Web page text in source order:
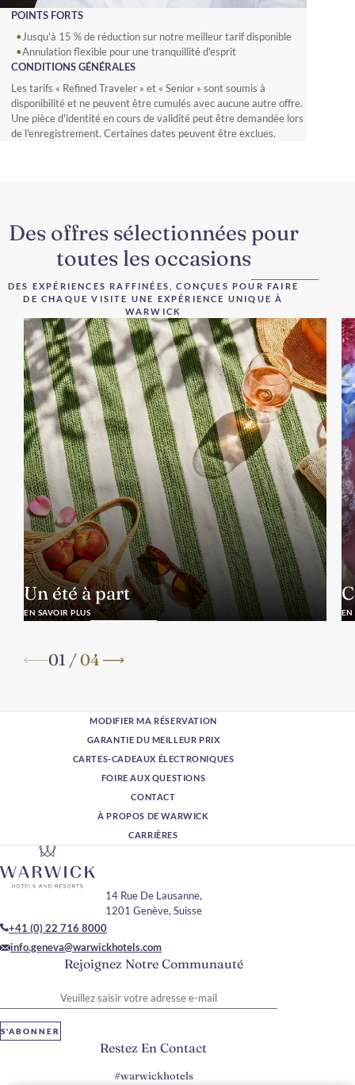
POINTS FORTS
Jusqu'à 15 % de réduction sur notre meilleur tarif disponible
Annulation flexible pour une tranquillité d'esprit
CONDITIONS GÉNÉRALES
Les tarifs « Refined Traveler » et « Senior » sont soumis à
disponibilité et ne peuvent être cumulés avec aucune autre offre.
Une pièce d'identité en cours de validité peut être demandée lors
de l'enregistrement. Certaines dates peuvent être exclues.
Des offres sélectionnées pour
toutes les occasions
DES EXPÉRIENCES RAFFINÉES, CONÇUES POUR FAIRE
DE CHAQUE VISITE UNE EXPÉRIENCE UNIQUE À
WARWICK
Un été à part
EN SAVOIR PLUS EN
01 /04
MODIFIER MA RÉSERVATION
GARANTIE DU MEILLEUR PRIX
CARTES-CADEAUX ÉLECTRONIQUES
FOIRE AUX QUESTIONS
CONTACT
À PROPOS DE WARWICK
CARRIÈRES
Rejoignez Notre Communauté
S'ABONNER
14 Rue De Lausanne,
1201 Genève, Suisse
+41 (0) 22 716 8000
info.geneva@warwickhotels.com
Restez En Contact
#warwickhotels